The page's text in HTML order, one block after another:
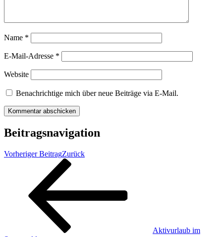
Name *
E-Mail-Adresse *
Website
Benachrichtige mich über neue Beiträge via E-Mail.
Beitragsnavigation
Vorheriger BeitragZurück
Aktivurlaub im